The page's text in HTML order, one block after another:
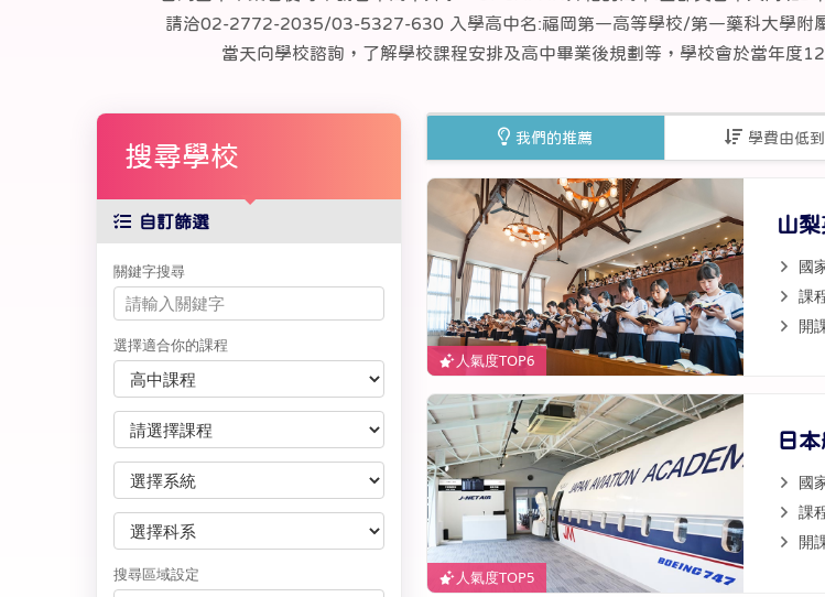
請洽02-2772-2035/03-5327-630 入學高中名:福岡第一高等學校/第一藥科大學附
當天向學校諮詢，了解學校課程安排及高中畢業後規劃等，學校會於當年度
我們的推薦 學費由低
人氣度TOP6
山
國
課
開
人氣度TOP5
日
國
課
開
搜尋學校
自訂篩選
關鍵字搜尋
選擇適合你的課程
搜尋區域設定